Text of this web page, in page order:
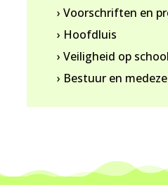
› Voorschriften en
› Hoofdluis
› Veiligheid op school
› Bestuur en